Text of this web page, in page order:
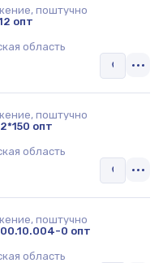
поштучно
опт
область
поштучно
опт
область
поштучно
0 опт
область